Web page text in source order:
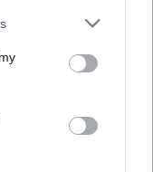
Ευβοϊκού